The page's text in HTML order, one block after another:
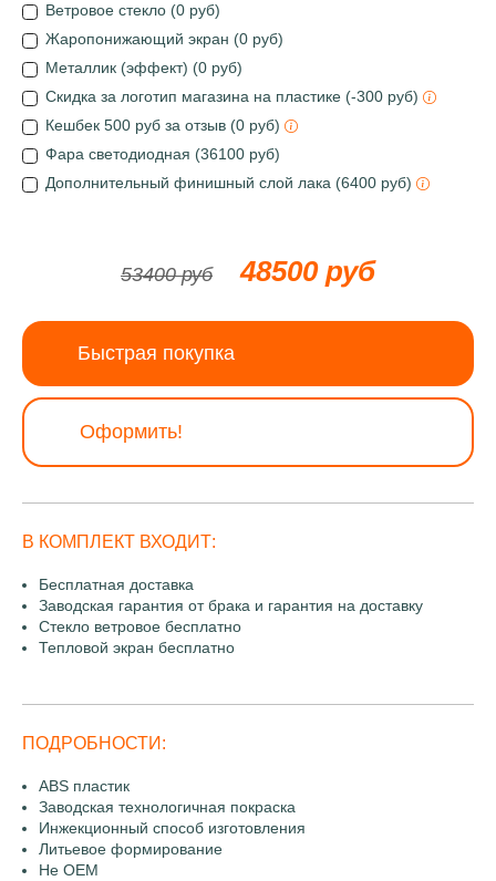
Ветровое стекло (0 руб)
Жаропонижающий экран (0 руб)
Металлик (эффект) (0 руб)
Скидка за логотип магазина на пластике (-300 руб)
Кешбек 500 руб за отзыв (0 руб)
Фара светодиодная (36100 руб)
Дополнительный финишный слой лака (6400 руб)
53400 руб 48500 руб
Быстрая покупка
Оформить!
В КОМПЛЕКТ ВХОДИТ:
Бесплатная доставка
Заводская гарантия от брака и гарантия на доставку
Стекло ветровое бесплатно
Тепловой экран бесплатно
ПОДРОБНОСТИ:
ABS пластик
Заводская технологичная покраска
Инжекционный способ изготовления
Литьевое формирование
Не OEM